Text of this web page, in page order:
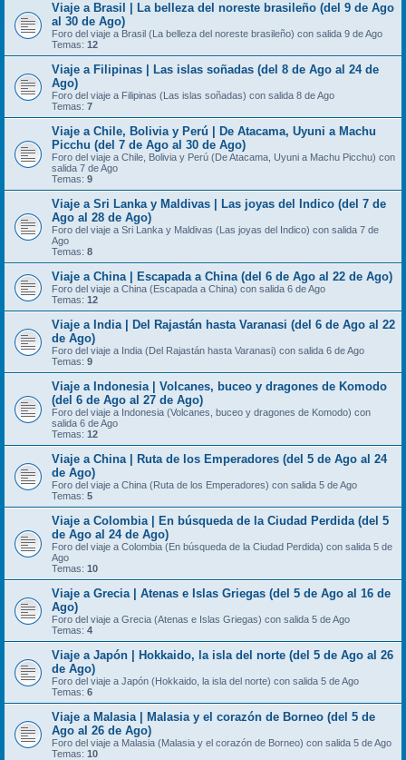
Viaje a Brasil | La belleza del noreste brasileño (del 9 de Ago
al 30 de Ago)
Foro del viaje a Brasil (La belleza del noreste brasileño) con salida 9 de Ago
Temas: 12
Viaje a Filipinas | Las islas soñadas (del 8 de Ago al 24 de
Ago)
Foro del viaje a Filipinas (Las islas soñadas) con salida 8 de Ago
Temas: 7
Viaje a Chile, Bolivia y Perú | De Atacama, Uyuni a Machu
Picchu (del 7 de Ago al 30 de Ago)
Foro del viaje a Chile, Bolivia y Perú (De Atacama, Uyuni a Machu Picchu) con
salida 7 de Ago
Temas: 9
Viaje a Sri Lanka y Maldivas | Las joyas del Indico (del 7 de
Ago al 28 de Ago)
Foro del viaje a Sri Lanka y Maldivas (Las joyas del Indico) con salida 7 de
Ago
Temas: 8
Viaje a China | Escapada a China (del 6 de Ago al 22 de Ago)
Foro del viaje a China (Escapada a China) con salida 6 de Ago
Temas: 12
Viaje a India | Del Rajastán hasta Varanasi (del 6 de Ago al 22
de Ago)
Foro del viaje a India (Del Rajastán hasta Varanasi) con salida 6 de Ago
Temas: 9
Viaje a Indonesia | Volcanes, buceo y dragones de Komodo
(del 6 de Ago al 27 de Ago)
Foro del viaje a Indonesia (Volcanes, buceo y dragones de Komodo) con
salida 6 de Ago
Temas: 12
Viaje a China | Ruta de los Emperadores (del 5 de Ago al 24
de Ago)
Foro del viaje a China (Ruta de los Emperadores) con salida 5 de Ago
Temas: 5
Viaje a Colombia | En búsqueda de la Ciudad Perdida (del 5
de Ago al 24 de Ago)
Foro del viaje a Colombia (En búsqueda de la Ciudad Perdida) con salida 5 de
Ago
Temas: 10
Viaje a Grecia | Atenas e Islas Griegas (del 5 de Ago al 16 de
Ago)
Foro del viaje a Grecia (Atenas e Islas Griegas) con salida 5 de Ago
Temas: 4
Viaje a Japón | Hokkaido, la isla del norte (del 5 de Ago al 26
de Ago)
Foro del viaje a Japón (Hokkaido, la isla del norte) con salida 5 de Ago
Temas: 6
Viaje a Malasia | Malasia y el corazón de Borneo (del 5 de
Ago al 26 de Ago)
Foro del viaje a Malasia (Malasia y el corazón de Borneo) con salida 5 de Ago
Temas: 10